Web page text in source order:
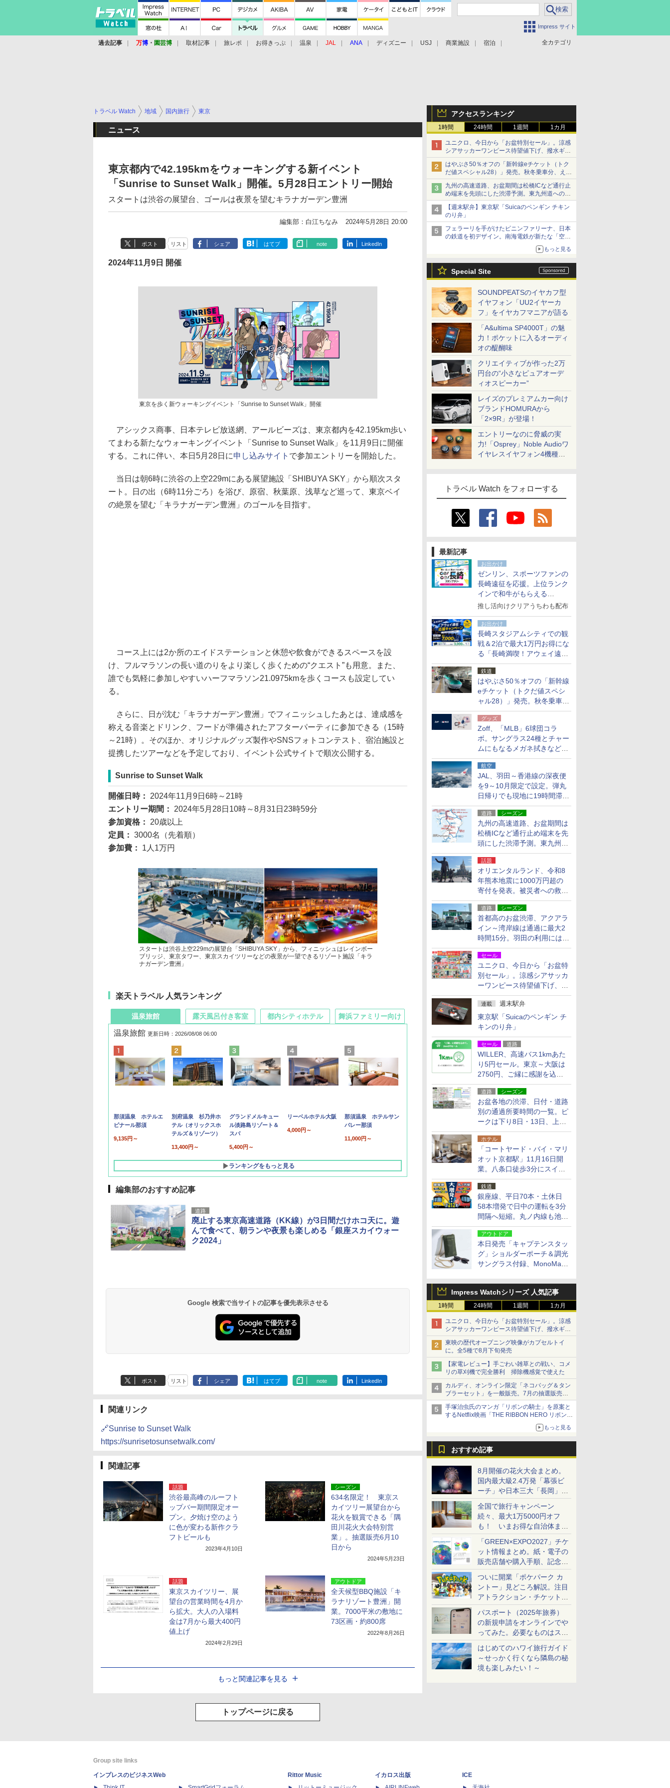
Impress サイト
全カテゴリ
過去記事 万博 ・ 園芸博 取材記事 旅レポ お得きっぷ 温泉 JAL ANA ディズニー USJ 商業施設 宿泊
アクセスランキング
1時間 24時間 1週間 1カ月
ユニクロ、今日から「お盆特別セール」。涼感
シアサッカーワンピース待望値下げ、撥水ギア
ショーツは1990円に
はやぶさ50％オフの「新幹線eチケット（トク
だ値スペシャル28）」発売。秋冬乗車分、えき
ねっと限定
九州の高速道路、お盆期間は松橋ICなど通行止
め端末を先頭にした渋滞予測。東九州道への迂
回は料金調整を実施
【週末駅弁】東京駅「Suicaのペンギン チキン
のり弁」
フェラーリを手がけたピニンファリーナ、日本
の鉄道を初デザイン。南海電鉄が新たな「空港
もっと見る
Special Site
SOUNDPEATSのイヤカフ型
イヤフォン「UU2イヤーカ
フ」をイヤカフマニアが語る
「A&ultima SP4000T」の魅
力！ポケットに入るオーディ
オの醍醐味
クリエイティブが作った2万
円台の“小さなピュアオーデ
ィオスピーカー”
レイズのプレミアムカー向け
ブランドHOMURAから
「2×9R」が登場！
エントリーなのに脅威の実
力!「Osprey」Noble Audioワ
イヤレスイヤフォン4機種を
トラベル Watch をフォローする
最新記事
お出かけ
ゼンリン、スポーツファンの
長崎遠征を応援。上位ランク
インで和牛がもらえる
「GO！GO！長崎スタンプラ
推し活向けクリアうちわも配布
お出かけ
長崎スタジアムシティでの観
戦＆2泊で最大1万円お得にな
る「長崎満喫！アウェイ遠征
応援キャンペーン」
鉄道
はやぶさ50％オフの「新幹線
eチケット（トクだ値スペシ
ャル28）」発売。秋冬乗車
分、えきねっと限定
グッズ
Zoff、「MLB」6球団コラ
ボ。サングラス24種とチャー
ムにもなるメガネ拭きなど雑
貨24種
航空
JAL、羽田～香港線の深夜便
を9～10月限定で設定。弾丸
日帰りでも現地に19時間滞在
できる
道路 シーズン
九州の高速道路、お盆期間は
松橋ICなど通行止め端末を先
頭にした渋滞予測。東九州道
への迂回は料金調整を実施
話題
オリエンタルランド、令和8
年熊本地震に1000万円超の
寄付を発表。被災者への救援
活動・復旧支援
道路 シーズン
首都高のお盆渋滞、アクアラ
イン～湾岸線は通過に最大2
時間15分。羽田の利用には
「空港西出口」の利用検討を
セール
ユニクロ、今日から「お盆特
別セール」。涼感シアサッカ
ーワンピース待望値下げ、撥
水ギアショーツは1990円に
連載 週末駅弁
東京駅「Suicaのペンギン チ
キンのり弁」
セール 道路
WILLER、高速バス1kmあた
り5円セール。東京～大阪は
2750円、ご縁に感謝を込め
た20周年記念キャンペーン
道路 シーズン
お盆各地の渋滞、日付・道路
別の通過所要時間の一覧。ピ
ークは下り8日・13日、上り
14日・15日
ホテル
「コートヤード・バイ・マリ
オット京都駅」11月16日開
業。八条口徒歩3分にスイー
ト含む全270室、ダイニング
も併設
鉄道
銀座線、平日70本・土休日
58本増発で日中の運転を3分
間隔へ短縮。丸ノ内線も池袋
～中野坂上を4分間隔に
アウトドア
本日発売「キャプテンスタッ
グ」ショルダーポーチ＆調光
サングラス付録、MonoMax
Impress Watchシリーズ 人気記事
1時間 24時間 1週間 1カ月
ユニクロ、今日から「お盆特別セール」。涼感
シアサッカーワンピース待望値下げ、撥水ギア
ショーツは1990円に
東映の歴代オープニング映像がカプセルトイ
に。全5種で8月下旬発売
【家電レビュー】手ごわい雑草との戦い、コメ
リの草刈機で完全勝利 掃除機感覚で使えた
カルディ、オンライン限定「ネコバッグ＆タン
ブラーセット」を一般販売。7月の抽選販売の
当選無効分
手塚治虫氏のマンガ「リボンの騎士」を原案と
するNetflix映画「THE RIBBON HERO リボンヒ
もっと見る
おすすめ記事
8月開催の花火大会まとめ。
国内最大級2.4万発「幕張ビ
ーチ」や日本三大「長岡」な
ど大型イベント目白押し！
全国で旅行キャンペーン
続々、最大1万5000円オフ
も！ いまお得な自治体まと
め
「GREEN×EXPO2027」チケ
ット情報まとめ。紙・電子の
販売店舗や購入手順、記念チ
ケットも解説
ついに開業「ポケパーク カ
ントー」見どころ解説。注目
アトラクション・チケット手
配・来場前に必要な準備は？
パスポート（2025年旅券）
の新規申請をオンラインでや
ってみた。必要なものはスマ
ホとマイナカードのみ
はじめてのハワイ旅行ガイド
～せっかく行くなら隣島の秘
境も楽しみたい！～
トラベル Watch 地域 国内旅行 東京
ニュース
東京都内で42.195kmをウォーキングする新イベント
「Sunrise to Sunset Walk」開催。5月28日エントリー開始
スタートは渋谷の展望台、ゴールは夜景を望むキラナガーデン豊洲
編集部：白江ちなみ 2024年5月28日 20:00
ポスト リスト シェア はてブ note LinkedIn
2024年11月9日 開催
東京を歩く新ウォーキングイベント「Sunrise to Sunset Walk」開催
アシックス商事、日本テレビ放送網、アールビーズは、東京都内を42.195km歩い
てまわる新たなウォーキングイベント「Sunrise to Sunset Walk」を11月9日に開催
する。これに伴い、本日5月28日に申し込みサイト で参加エントリーを開始した。
当日は朝6時に渋谷の上空229mにある展望施設「SHIBUYA SKY」から順次スタ
ート。日の出（6時11分ごろ）を浴び、原宿、秋葉原、浅草など巡って、東京ベイ
の絶景を望む「キラナガーデン豊洲」のゴールを目指す。
コース上には2か所のエイドステーションと休憩や飲食ができるスペースを設
け、フルマラソンの長い道のりをより楽しく歩くための“クエスト”も用意。また、
誰でも気軽に参加しやすいハーフマラソン21.0975kmを歩くコースも設定してい
る。
さらに、日が沈む「キラナガーデン豊洲」でフィニッシュしたあとは、達成感を
称える音楽とドリンク、フードが準備されたアフターパーティに参加できる（15時
～21時）。そのほか、オリジナルグッズ製作やSNSフォトコンテスト、宿泊施設と
提携したツアーなどを予定しており、イベント公式サイトで順次公開する。
Sunrise to Sunset Walk
開催日時： 2024年11月9日6時～21時
エントリー期間： 2024年5月28日10時～8月31日23時59分
参加資格： 20歳以上
定員： 3000名（先着順）
参加費： 1人1万円
スタートは渋谷上空229mの展望台「SHIBUYA SKY」から、フィニッシュはレインボー
ブリッジ、東京タワー、東京スカイツリーなどの夜景が一望できるリゾート施設「キラ
ナガーデン豊洲」
楽天トラベル 人気ランキング
温泉旅館
温泉旅館 更新日時：2026/08/08 06:00
那須温泉 ホテルエ
ピナール那須
9,135円～
別府温泉 杉乃井ホ
テル（オリックスホ
テルズ＆リゾーツ）
13,400円～
グランドメルキュー
ル淡路島リゾート＆
スパ
5,400円～
リーベルホテル大阪
4,000円～
那須温泉 ホテルサン
バレー那須
11,000円～
ランキングをもっと見る
露天風呂付き客室
10,450円～
19,541円～
都内シティホテル 舞浜ファミリー向け
7,950円～
5,758円～
編集部のおすすめ記事
道路
廃止する東京高速道路（KK線）が3日間だけホコ天に。遊
んで食べて、朝ランや夜景も楽しめる「銀座スカイウォー
ク2024」
Google 検索で当サイトの記事を優先表示させる
ポスト リスト シェア はてブ note LinkedIn
関連リンク
🔗Sunrise to Sunset Walk
https://sunrisetosunsetwalk.com/
関連記事
話題
渋谷最高峰のルーフト
ップバー期間限定オー
プン。夕焼け空のよう
に色が変わる新作クラ
フトビールも
2023年4月10日
シーズン
634名限定！ 東京ス
カイツリー展望台から
花火を観賞できる「隅
田川花火大会特別営
業」。抽選販売6月10
日から
2024年5月23日
話題
東京スカイツリー、展
望台の営業時間を4月か
ら拡大。大人の入場料
金は7月から最大400円
値上げ
2024年2月29日
アウトドア
全天候型BBQ施設「キ
ラナリゾート豊洲」開
業。7000平米の敷地に
73区画・約800席
2022年8月26日
もっと関連記事を見る
トップページに戻る
Group site links
インプレスのビジネスWeb
Rittor Music
イカロス出版
ICE